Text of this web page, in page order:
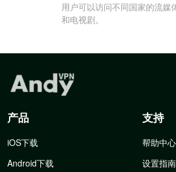
用户可以访问不同国家的流媒
和电视剧。
产品
iOS下载
Android下载
支持
帮助中心
设置指南